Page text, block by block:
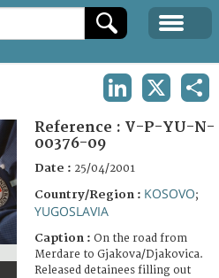
Reference : V-P-YU-N-
00376-09
Date : 25/04/2001
Country/Region : KOSOVO;
YUGOSLAVIA
Caption : On the road from
Merdare to Gjakova/Djakovica.
Released detainees filling out